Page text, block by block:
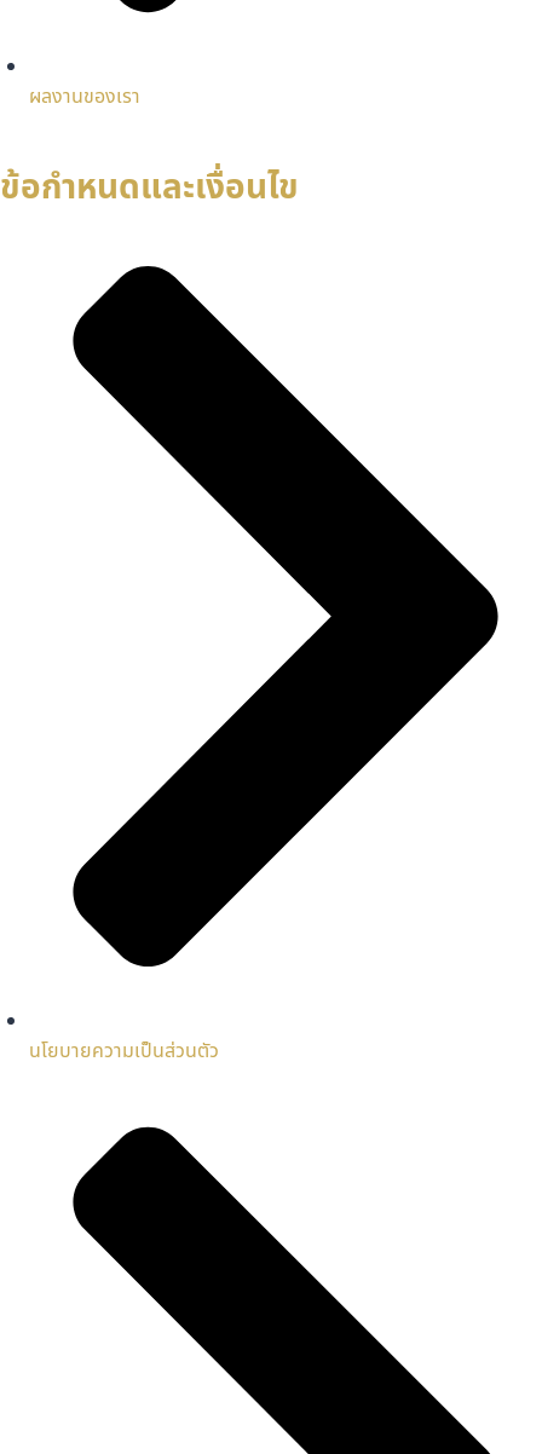
ผลงานของเรา
ข้อกำหนดและเงื่อนไข
นโยบายความเป็นส่วนตัว